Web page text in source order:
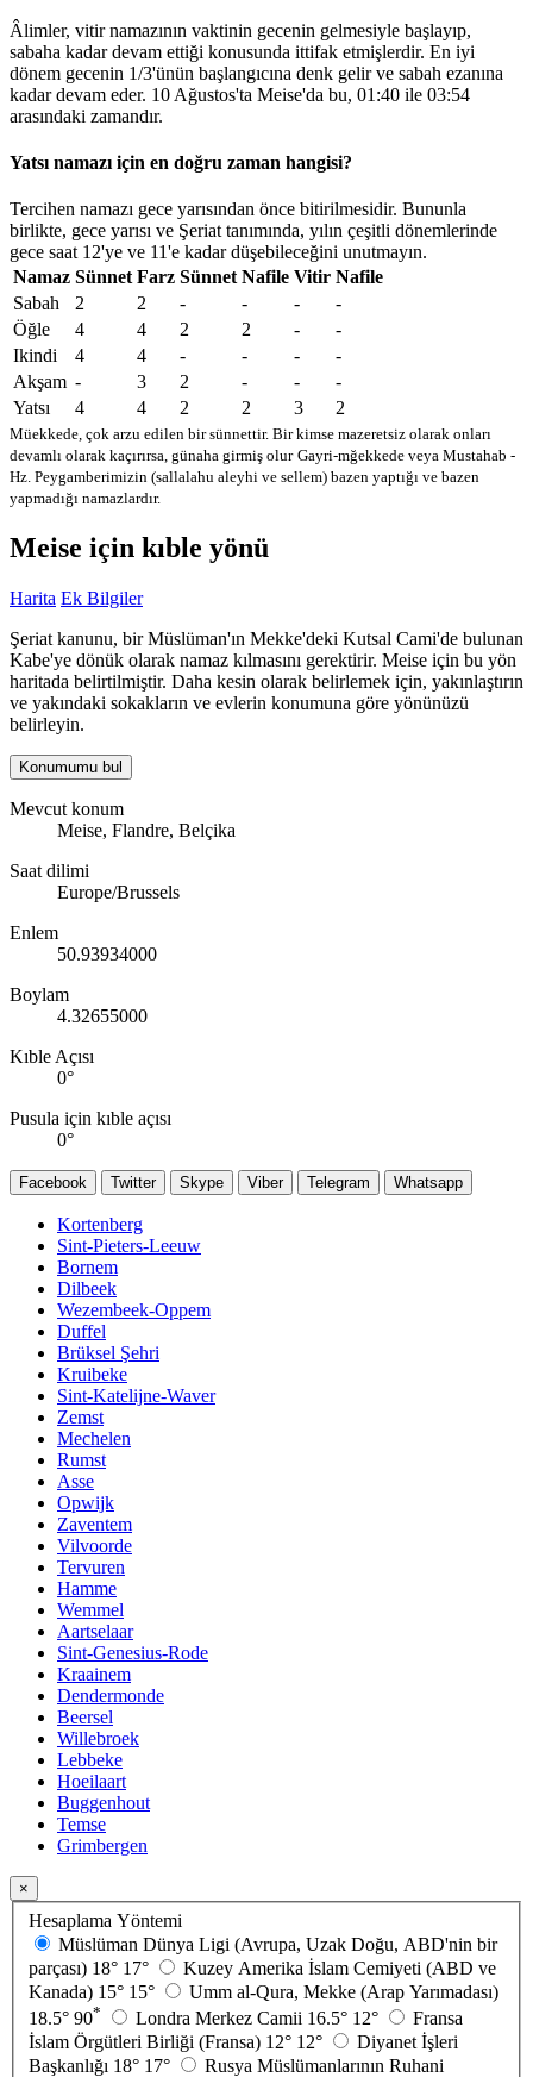
Âlimler, vitir namazının vaktinin gecenin gelmesiyle başlayıp,
sabaha kadar devam ettiği konusunda ittifak etmişlerdir. En iyi
dönem gecenin 1/3'ünün başlangıcına denk gelir ve sabah ezanına
kadar devam eder. 10 Ağustos'ta Meise'da bu, 01:40 ile 03:54
arasındaki zamandır.
Yatsı namazı için en doğru zaman hangisi?
Tercihen namazı gece yarısından önce bitirilmesidir. Bununla
birlikte, gece yarısı ve Şeriat tanımında, yılın çeşitli dönemlerinde
gece saat 12'ye ve 11'e kadar düşebileceğini unutmayın.
Namaz Sünnet Farz Sünnet Nafile Vitir Nafile
Sabah
2 2 - - -
-
Öğle
4 4 2 2 -
-
Ikindi
4 4 - - -
-
Akşam - 3 2 - -
-
Yatsı
4 4 2 2 3 2
Müekkede, çok arzu edilen bir sünnettir. Bir kimse mazeretsiz olarak onları
devamlı olarak kaçırırsa, günaha girmiş olur Gayri-mğekkede veya Mustahab -
Hz. Peygamberimizin (sallalahu aleyhi ve sellem) bazen yaptığı ve bazen
yapmadığı namazlardır.
Meise için kıble yönü
Harita Ek Bilgiler
Şeriat kanunu, bir Müslüman'ın Mekke'deki Kutsal Cami'de bulunan
Kabe'ye dönük olarak namaz kılmasını gerektirir. Meise için bu yön
haritada belirtilmiştir. Daha kesin olarak belirlemek için, yakınlaştırın
ve yakındaki sokakların ve evlerin konumuna göre yönünüzü
belirleyin.
Konumumu bul
Mevcut konum
Meise, Flandre, Belçika
Saat dilimi
Europe/Brussels
Enlem
50.93934000
Boylam
4.32655000
Kıble Açısı
0°
Pusula için kıble açısı
0°
Facebook Twitter Skype Viber Telegram Whatsapp
Kortenberg
Sint-Pieters-Leeuw
Bornem
Dilbeek
Wezembeek-Oppem
Duffel
Brüksel Şehri
Kruibeke
Sint-Katelijne-Waver
Zemst
Mechelen
Rumst
Asse
Opwijk
Zaventem
Vilvoorde
Tervuren
Hamme
Wemmel
Aartselaar
Sint-Genesius-Rode
Kraainem
Dendermonde
Beersel
Willebroek
Lebbeke
Hoeilaart
Buggenhout
Temse
Grimbergen
×
Hesaplama Yöntemi
Müslüman Dünya Ligi (Avrupa, Uzak Doğu, ABD'nin bir
parçası) 18° 17°
Kuzey Amerika İslam Cemiyeti (ABD ve
Kanada) 15° 15°
Umm al-Qura, Mekke (Arap Yarımadası)
18.5° 90* Londra Merkez Camii 16.5° 12°
Fransa
İslam Örgütleri Birliği (Fransa) 12° 12°
Diyanet İşleri
Başkanlığı 18° 17° Rusya Müslümanlarının Ruhani